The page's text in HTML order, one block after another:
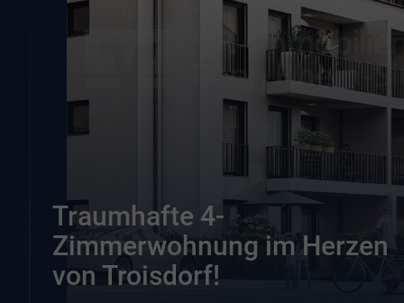
Traumhafte 4-
Zimmerwohnung im Herzen
von Troisdorf!